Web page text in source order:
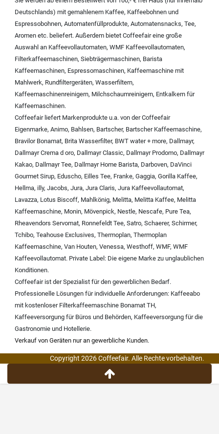
Deutschlands) mit gemahlenem Kaffee, Kaffeebohnen und
Espressobohnen, Automatenfüllprodukte, Automatensnacks, Tee,
Aromen etc. beliefert. Außerdem bietet Coffeefair eine große
Auswahl an Kaffeevollautomaten, WMF Kaffeevollautomaten,
Filterkaffeemaschinen, Siebträgermaschinen, Barista
Kaffeemaschinen, Espressomaschinen, Kaffeemaschine mit
Mahlwerk, Rundfiltergeräten, Wasserfiltern,
Kaffeemaschinenreinigern, Milchschaumreinigern, Entkalkern für
Kaffeemaschinen.
Coffeefair liefert Markenprodukte u.a. von derCoffeefair
Eigenmarke, Animo, Bahlsen, Bartscher, Bartscher Kaffeemaschine,
Bravilor Bonamat, Brita Wasserfilter, BWT water + more, Dallmayr,
Dallmayr Crema d oro, Dallmayr Classic, Dallmayr Prodomo, Dallmayr
Kakao, Dallmayr Tee, Dallmayr Home Barista, Darboven, DaVinci
Gourmet Sirup, Eduscho, Eilles Tee, Franke, Gaggia, Gorilla Kaffee,
Hellma, illy, Jacobs, Jura, Jura Claris, Jura Kaffeevollautomat,
Lavazza, Lotus Biscoff, Mahlkönig, Melitta, Melitta Kaffee, Melitta
Kaffeemaschine, Monin, Mövenpick, Nestle, Nescafe, Pure Tea,
Rheavendors Servomat, Ronnefeldt Tee, Satro, Schaerer, Schirmer,
Tchibo, Teahouse Exclusives, Thermoplan, Thermoplan
Kaffeemaschine, Van Houten, Venessa, Westhoff, WMF, WMF
Kaffeevollautomat. Private Label: Die eigene Marke zu unglaublichen
Konditionen.
Coffeefair ist der Spezialist für den gewerblichen Bedarf.
Professionelle Lösungen für individuelle Anforderungen: Kaffeeabo
mit kostenloser Filterkaffeemaschine Bonamat TH,
Kaffeeversorgung für Büros und Behörden, Kaffeeversorgung für die
Gastronomie und Hotellerie.
Verkauf von Geräten nur an gewerbliche Kunden.
Copyright 2026 Coffeefair. Alle Rechte vorbehalten.